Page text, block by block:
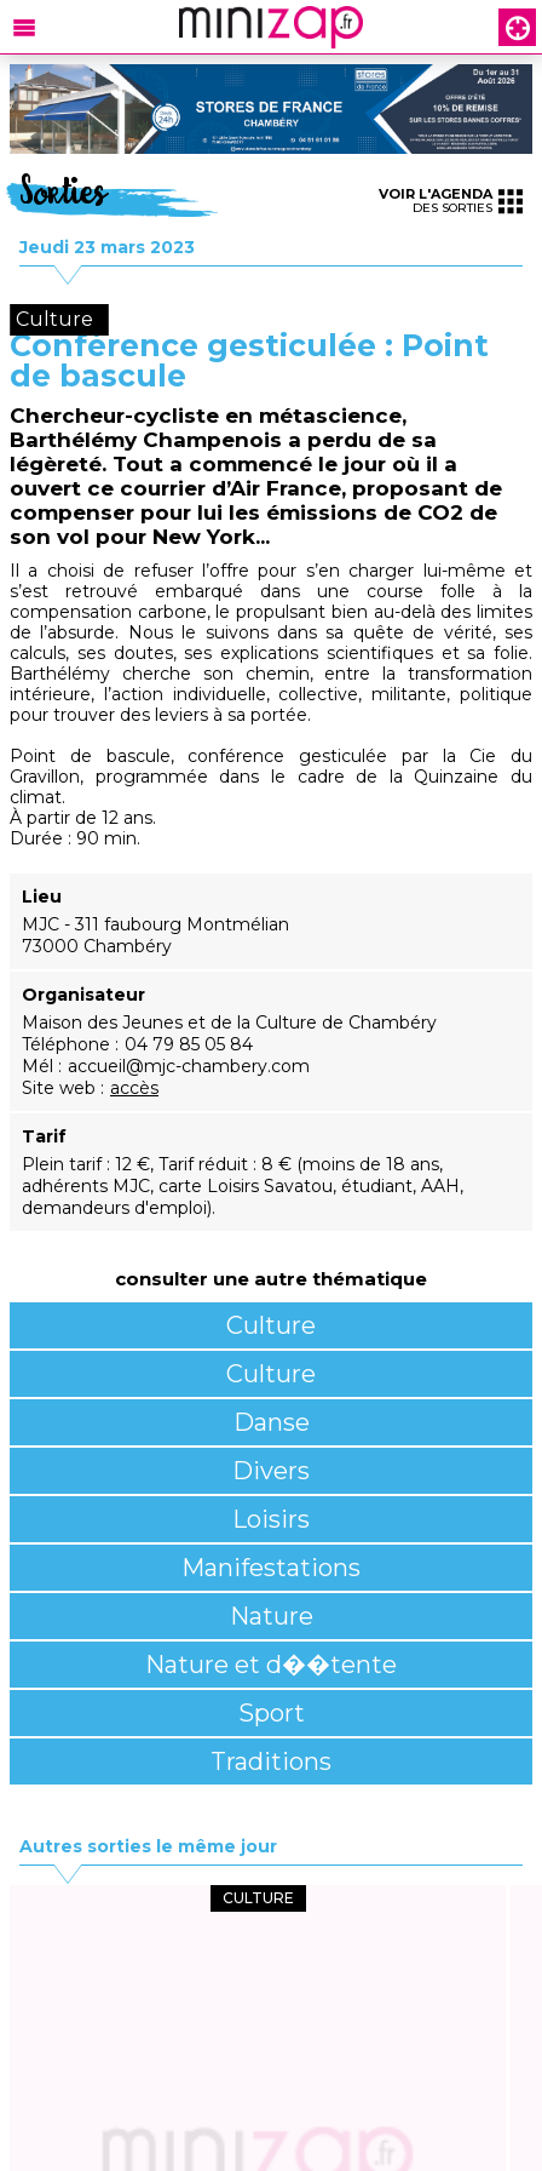
Sorties
Jeudi 23 mars 2023
VOIR L'AGENDA
DES SORTIES
Culture
Conférence gesticulée : Point
de bascule
Chercheur-cycliste en métascience,
Barthélémy Champenois a perdu de sa
légèreté. Tout a commencé le jour où il a
ouvert ce courrier d’Air France, proposant de
compenser pour lui les émissions de CO2 de
son vol pour New York...
Il a choisi de refuser l’offre pour s’en charger lui-même et
s’est retrouvé embarqué dans une course folle à la
compensation carbone, le propulsant bien au-delà des limites
de l’absurde. Nous le suivons dans sa quête de vérité, ses
calculs, ses doutes, ses explications scientifiques et sa folie.
Barthélémy cherche son chemin, entre la transformation
intérieure, l’action individuelle, collective, militante, politique
pour trouver des leviers à sa portée.
Point de bascule, conférence gesticulée par la Cie du
Gravillon, programmée dans le cadre de la Quinzaine du
climat.
À partir de 12 ans.
Durée : 90 min.
Lieu
MJC - 311 faubourg Montmélian
73000 Chambéry
Organisateur
Maison des Jeunes et de la Culture de Chambéry
Téléphone
04 79 85 05 84
Mél
accueil@mjc-chambery.com
Site web
accès
Tarif
Plein tarif : 12 €, Tarif réduit : 8 € (moins de 18 ans,
adhérents MJC, carte Loisirs Savatou, étudiant, AAH,
demandeurs d'emploi).
consulter une autre thématique
Culture
Culture
Danse
Divers
Loisirs
Manifestations
Nature
Nature et d��tente
Sport
Traditions
Autres sorties le même jour
CULTURE